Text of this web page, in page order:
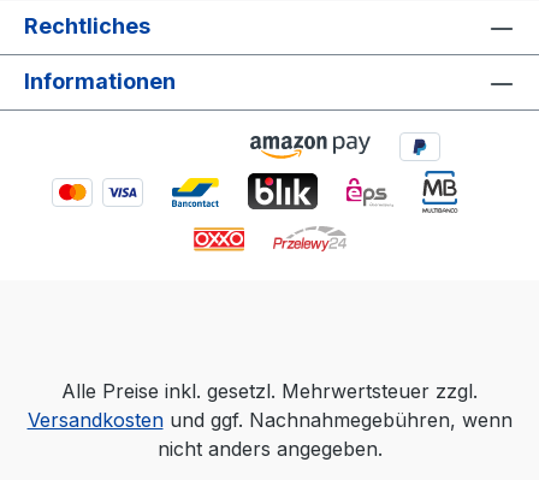
Kabeleinführungen für M20 und M25
Verkabelung Technische Daten:
Material Schalter: Polycarbonat mit PU-
Anschluss: 4-polig Bemessungsstrom: 25
an der Ober- und
Rechtliches
Informationen
Alle Preise inkl. gesetzl. Mehrwertsteuer zzgl.
Versandkostenund ggf. Nachnahmegebühren, wenn
nicht anders angegeben.